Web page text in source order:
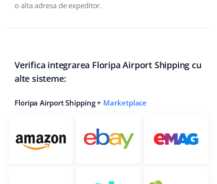
o alta adresa de expeditor.
Verifica integrarea Floripa Airport Shipping cu
alte sisteme:
Floripa Airport Shipping + Marketplace